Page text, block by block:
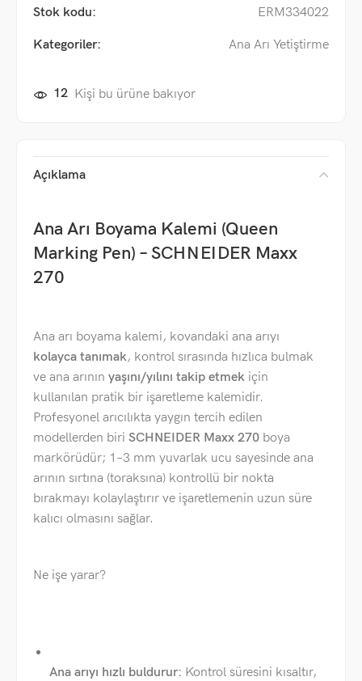
Stok kodu: ERM334022
Kategoriler: Ana Arı Yetiştirme
12 Kişi bu ürüne bakıyor
Açıklama
Ana Arı Boyama Kalemi (Queen
Marking Pen) – SCHNEIDER Maxx
270
Ana arı boyama kalemi, kovandaki ana arıyı
kolayca tanımak, kontrol sırasında hızlıca bulmak
ve ana arının yaşını/yılını takip etmek için
kullanılan pratik bir işaretleme kalemidir.
Profesyonel arıcılıkta yaygın tercih edilen
modellerden biri SCHNEIDER Maxx 270 boya
markörüdür; 1–3 mm yuvarlak ucu sayesinde ana
arının sırtına (toraksına) kontrollü bir nokta
bırakmayı kolaylaştırır ve işaretlemenin uzun süre
kalıcı olmasını sağlar.
Ne işe yarar?
Ana arıyı hızlı buldurur: Kontrol süresini kısaltır,